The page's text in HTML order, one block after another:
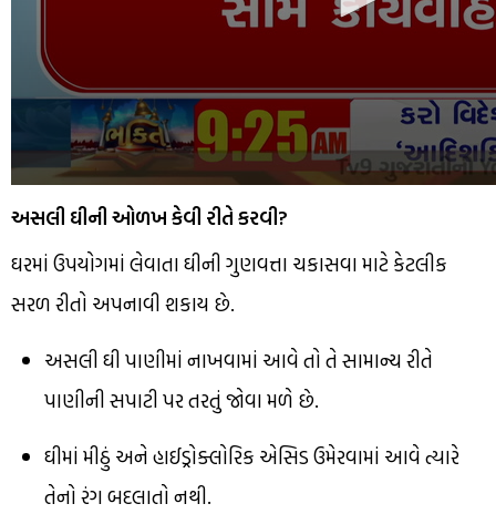
અસલી ઘીની ઓળખ કેવી રીતે કરવી?
ઘરમાં ઉપયોગમાં લેવાતા ઘીની ગુણવત્તા ચકાસવા માટે કેટલીક
સરળ રીતો અપનાવી શકાય છે.
અસલી ઘી પાણીમાં નાખવામાં આવે તો તે સામાન્ય રીતે
પાણીની સપાટી પર તરતું જોવા મળે છે.
ઘીમાં મીઠું અને હાઈડ્રોક્લોરિક એસિડ ઉમેરવામાં આવે ત્યારે
તેનો રંગ બદલાતો નથી.